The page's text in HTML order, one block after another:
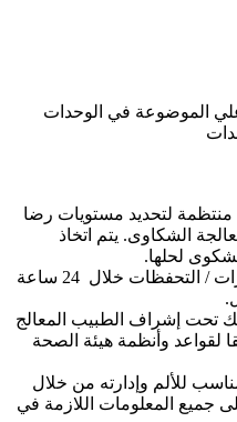
الموضوعة في الوحدات
منتظمة لتحديد مستويات رضا
الشكاوى. يتم اتخاذ
لحلها.
يتم الرد على جميع الاستفسارات / التحفظات خلال 24 ساعة
تحت إشراف الطبيب المعالج
لقواعد وأنظمة هيئة الصحة
للألم وإدارته من خلال
جميع المعلومات اللازمة في